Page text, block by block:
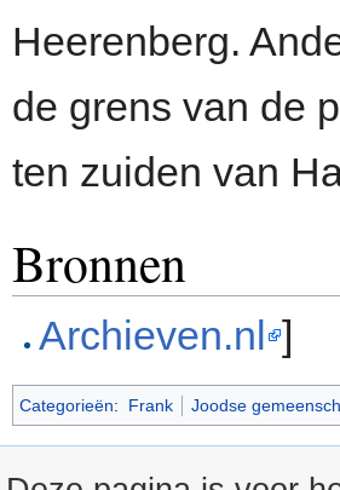
Heerenberg.
de grens van de
ten zuiden van
Bronnen
Archieven.nl ]
Categorieën: Frank Joodse